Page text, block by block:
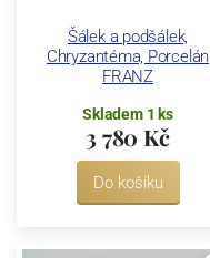
Šálek a podšálek,
Chryzantéma, Porcelán
FRANZ
Skladem 1 ks
3 780 Kč
Do košíku